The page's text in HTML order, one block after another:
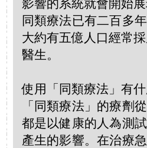
影響的系統就會開始
同類療法已有二百多
大約有五億人口經常
醫生。
使用「同類療法」有
「同類療法」的療劑
都是以健康的人為測
產生的影響。在治療